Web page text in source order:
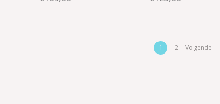
messing messing
1 2 Volgende